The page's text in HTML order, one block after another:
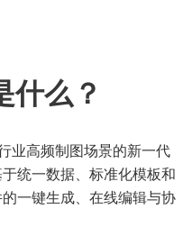
什么？
业高频制图场景的新一代
统一数据、标准化模板和
一键生成、在线编辑与协